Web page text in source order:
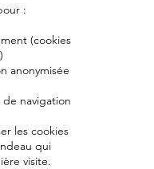
:
(cookies
anonymisée
navigation
les cookies
qui
visite.